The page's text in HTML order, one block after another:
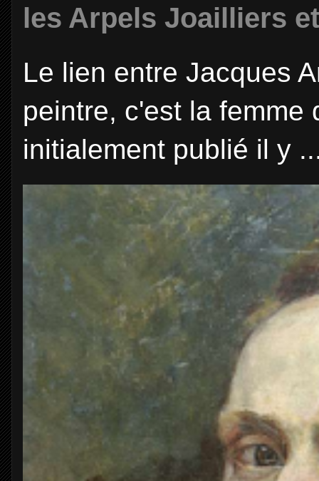
les Arpels Joailliers
Le lien entre Jacques
peintre, c'est la femme
initialement publié il y